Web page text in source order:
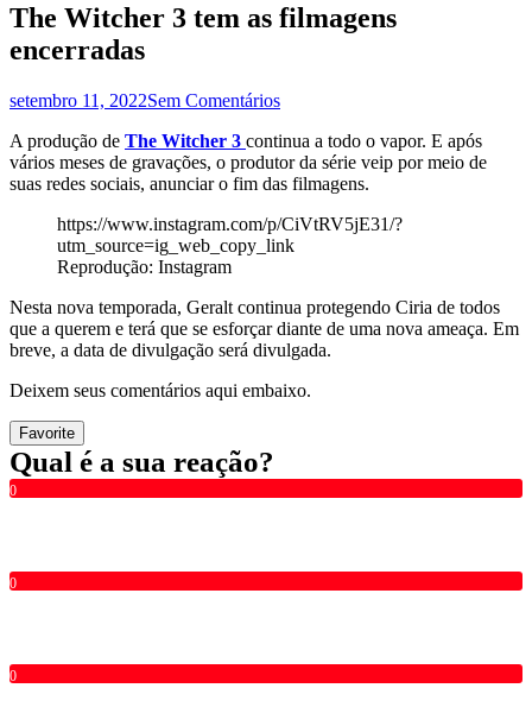
The Witcher 3 tem as filmagens
encerradas
setembro 11, 2022Sem Comentários
A produção de The Witcher 3 continua a todo o vapor. E após
vários meses de gravações, o produtor da série veip por meio de
suas redes sociais, anunciar o fim das filmagens.
https://www.instagram.com/p/CiVtRV5jE31/?
utm_source=ig_web_copy_link
Reprodução: Instagram
Nesta nova temporada, Geralt continua protegendo Ciria de todos
que a querem e terá que se esforçar diante de uma nova ameaça. Em
breve, a data de divulgação será divulgada.
Deixem seus comentários aqui embaixo.
Favorite
Qual é a sua reação?
0
0
0